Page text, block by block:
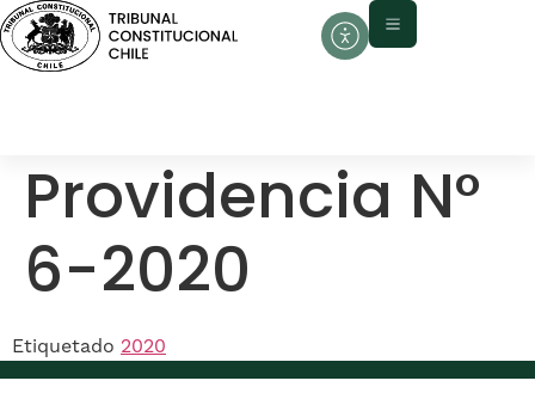
contenido
Providencia N°
6-2020
Etiquetado 2020